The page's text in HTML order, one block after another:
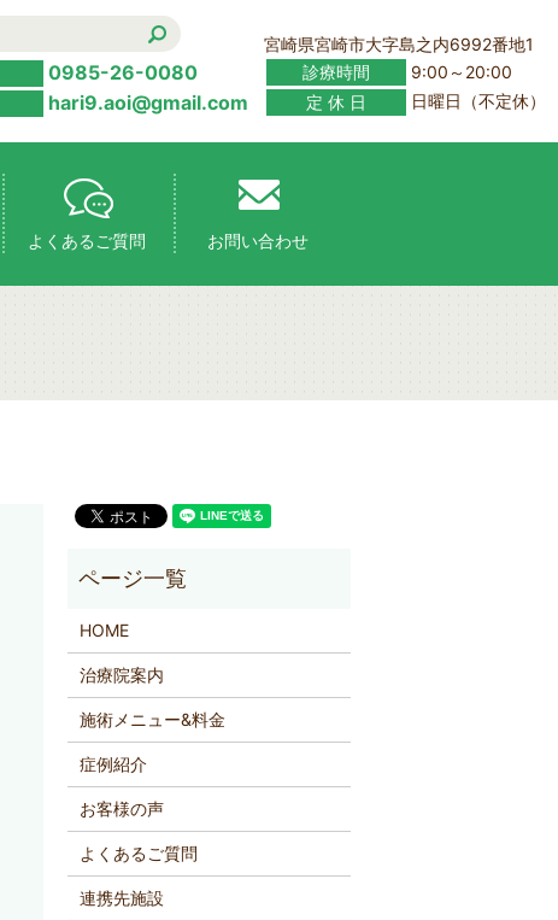
よくあるご質問 お問い合わせ
0985-26-0080
hari9.aoi@gmail.com
宮崎県宮崎市大字島之内6992番地1
診療時間
9:00～20:00
定 休 日
日曜日（不定休）
HOME
治療院案内
施術メニュー&料金
症例紹介
お客様の声
よくあるご質問
連携先施設